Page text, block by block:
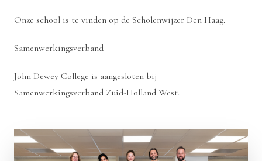
Onze school is te vinden op de Scholenwijzer Den Haag.
Samenwerkingsverband
John Dewey College is aangesloten bij
Samenwerkingsverband Zuid-Holland West.